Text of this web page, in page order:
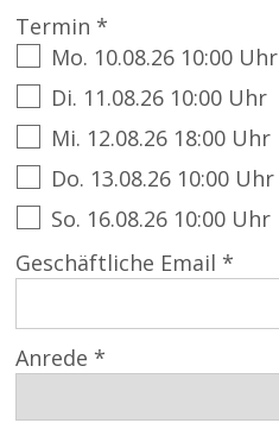
Termin *
Mo. 10.08.26 10:00 Uhr
Di. 11.08.26 10:00 Uhr
Mi. 12.08.26 18:00 Uhr
Do. 13.08.26 10:00 Uhr
So. 16.08.26 10:00 Uhr
Geschäftliche Email *
Anrede *